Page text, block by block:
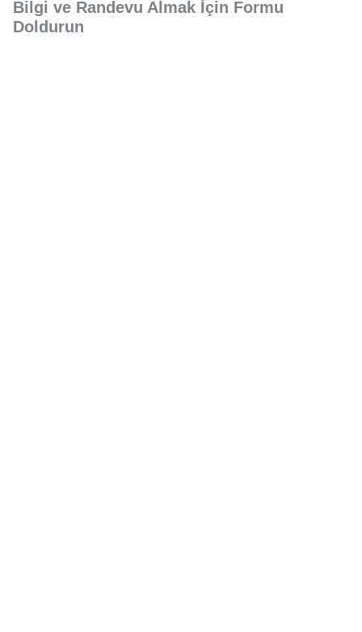
Bilgi ve Randevu Almak İçin Formu
Doldurun